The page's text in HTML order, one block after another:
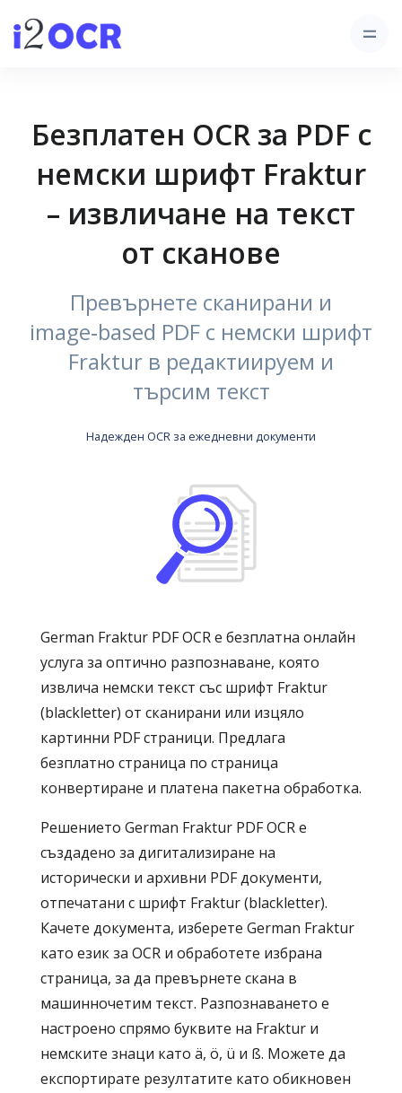
Безплатен OCR за PDF с
немски шрифт Fraktur
– извличане на текст
от сканове
Превърнете сканирани и
image‑based PDF с немски шрифт
Fraktur в редактиируем и
търсим текст
Надежден OCR за ежедневни документи
German Fraktur PDF OCR е безплатна онлайн
услуга за оптично разпознаване, която
извлича немски текст със шрифт Fraktur
(blackletter) от сканирани или изцяло
картинни PDF страници. Предлага
безплатно страница по страница
конвертиране и платена пакетна обработка.
Решението German Fraktur PDF OCR е
създадено за дигитализиране на
исторически и архивни PDF документи,
отпечатани с шрифт Fraktur (blackletter).
Качете документа, изберете German Fraktur
като език за OCR и обработете избрана
страница, за да превърнете скана в
машинночетим текст. Разпознаването е
настроено спрямо буквите на Fraktur и
немските знаци като ä, ö, ü и ß. Можете да
експортирате резултатите като обикновен